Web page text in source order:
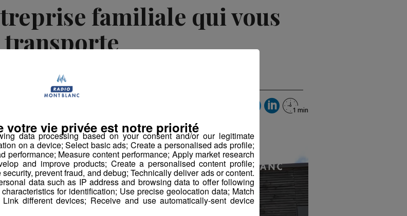
familiale qui vous
transporte
Mis à jour le 3 juin 2025 à 13h10
data processing based on your consent and/or our legitimate
on a device; Select basic ads; Create a personalised ads profile;
performance; Measure content performance; Apply market research
and improve products; Create a personalised content profile;
prevent fraud, and debug; Technically deliver ads or content.
data such as IP address and browsing data to offer following
for identification; Use precise geolocation data; Match
different devices; Receive and use automatically-sent device
votre vie privée est notre priorité